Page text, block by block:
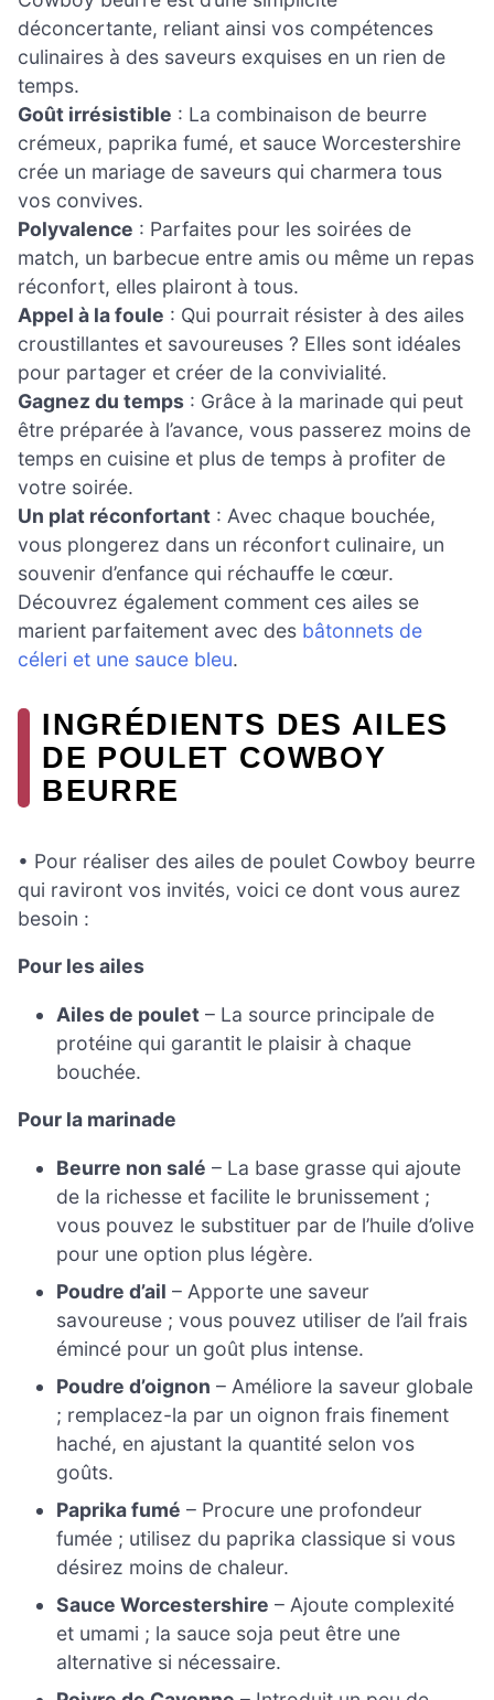
déconcertante, reliant ainsi vos compétences
culinaires à des saveurs exquises en un rien de
temps.
Goût irrésistible : La combinaison de beurre
crémeux, paprika fumé, et sauce Worcestershire
crée un mariage de saveurs qui charmera tous
vos convives.
Polyvalence : Parfaites pour les soirées de
match, un barbecue entre amis ou même un repas
réconfort, elles plairont à tous.
Appel à la foule : Qui pourrait résister à des ailes
croustillantes et savoureuses ? Elles sont idéales
pour partager et créer de la convivialité.
Gagnez du temps : Grâce à la marinade qui peut
être préparée à l’avance, vous passerez moins de
temps en cuisine et plus de temps à profiter de
votre soirée.
Un plat réconfortant : Avec chaque bouchée,
vous plongerez dans un réconfort culinaire, un
souvenir d’enfance qui réchauffe le cœur.
Découvrez également comment ces ailes se
marient parfaitement avec des bâtonnets de
céleri et une sauce bleu.
INGRÉDIENTS DES AILES
DE POULET COWBOY
BEURRE
• Pour réaliser des ailes de poulet Cowboy beurre
qui raviront vos invités, voici ce dont vous aurez
besoin :
Pour les ailes
Ailes de poulet – La source principale de
protéine qui garantit le plaisir à chaque
bouchée.
Pour la marinade
Beurre non salé – La base grasse qui ajoute
de la richesse et facilite le brunissement ;
vous pouvez le substituer par de l’huile d’olive
pour une option plus légère.
Poudre d’ail – Apporte une saveur
savoureuse ; vous pouvez utiliser de l’ail frais
émincé pour un goût plus intense.
Poudre d’oignon – Améliore la saveur globale
; remplacez-la par un oignon frais finement
haché, en ajustant la quantité selon vos
goûts.
Paprika fumé – Procure une profondeur
fumée ; utilisez du paprika classique si vous
désirez moins de chaleur.
Sauce Worcestershire – Ajoute complexité
et umami ; la sauce soja peut être une
alternative si nécessaire.